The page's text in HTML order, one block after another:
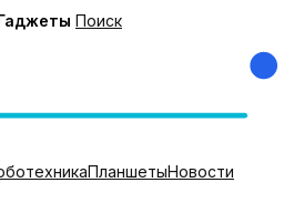
Поиск
ПланшетыНовости